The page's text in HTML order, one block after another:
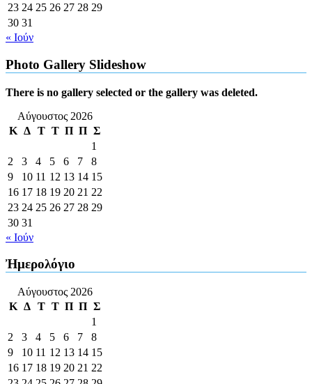
23 24 25 26 27 28 29
30 31
« Ιούν
Photo Gallery Slideshow
There is no gallery selected or the gallery was deleted.
Αύγουστος 2026
Κ Δ Τ Τ Π Π Σ
1
2
3 4 5 6 7
8
9
10 11 12 13 14 15
16 17 18 19 20 21 22
23 24 25 26 27 28 29
30 31
« Ιούν
Ἠμερολόγιο
Αύγουστος 2026
Κ Δ Τ Τ Π Π Σ
1
2
3 4 5 6 7
8
9
10 11 12 13 14 15
16 17 18 19 20 21 22